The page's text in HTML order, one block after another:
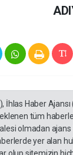
İhlas Haber
tüm
olmadan ajans
yer alan